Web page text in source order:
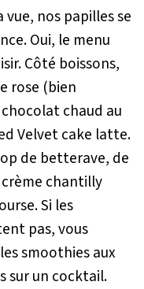
nos papilles se
Oui, le menu
Côté boissons,
rose (bien
chaud au
Velvet cake latte.
de betterave, de
chantilly
. Si les
pas, vous
smoothies aux
sur un cocktail.